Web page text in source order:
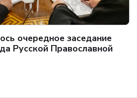
очередное заседание
Русской Православной